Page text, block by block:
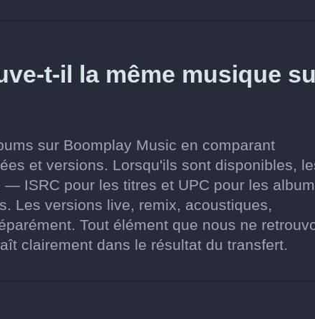
t-il la même musique
sur Boomplay Music en comparant
et versions. Lorsqu'ils sont disponibles,
ISRC pour les titres et UPC pour les
Les versions live, remix, acoustiques,
Tout élément que nous ne
clairement dans le résultat du transfert.